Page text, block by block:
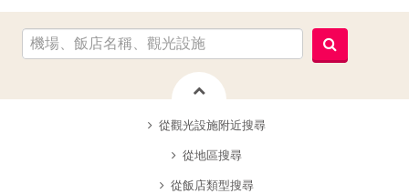
從觀光設施附近搜尋
從地區搜尋
從飯店類型搜尋